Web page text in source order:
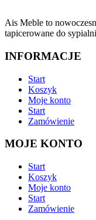
Ais Meble to
tapicerowane do
INFORMACJE
Start
Koszyk
Moje konto
Start
Zamówienie
MOJE KONTO
Start
Koszyk
Moje konto
Start
Zamówienie